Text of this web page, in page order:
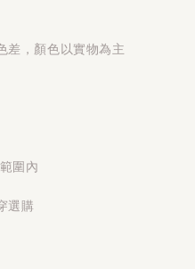
差，顏色以實物為主
圍內
選購